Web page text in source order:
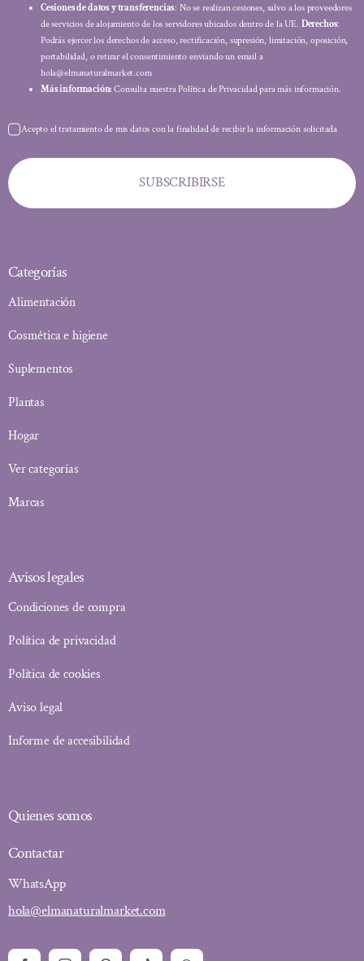
Cesiones de datos y transferencias: No se realizan cesiones, salvo a los proveedores
de servicios de alojamiento de los servidores ubicados dentro de la UE. Derechos:
Podrás ejercer los derechos de acceso, rectificación, supresión, limitación, oposición,
portabilidad, o retirar el consentimiento enviando un email a
hola@elmanaturalmarket.com
Más información: Consulta nuestra Política de Privacidad para más información.
Acepto el tratamiento de mis datos con la finalidad de recibir la información solicitada
SUBSCRIBIRSE
Categorías
Alimentación
Cosmética e higiene
Suplementos
Plantas
Hogar
Ver categorías
Marcas
Avisos legales
Condiciones de compra
Política de privacidad
Política de cookies
Aviso legal
Informe de accesibilidad
Quienes somos
Contactar
WhatsApp
hola@elmanaturalmarket.com